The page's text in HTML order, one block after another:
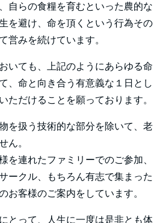
自らの食糧を育むといった農的な
を避け、命を頂くという行為その
営みを続けています。
いても、上記のようにあらゆる命
、命と向き合う有意義な１日とし
ただけることを願っております。
を扱う技術的な部分を除いて、老
ん。
を連れたファミリーでのご参加、
ークル、もちろん有志で集まった
お客様のご案内をしています。
とって、人生に一度は是非とも体